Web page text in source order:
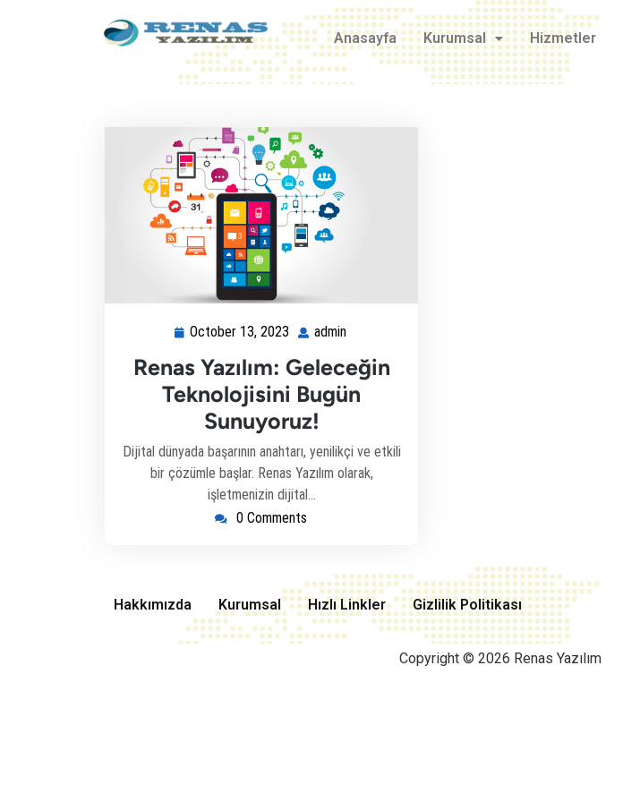
Anasayfa Kurumsal Hizmetler
October 13, 2023 admin
Renas Yazılım: Geleceğin
Teknolojisini Bugün
Sunuyoruz!
Dijital dünyada başarının anahtarı, yenilikçi ve etkili
bir çözümle başlar. Renas Yazılım olarak,
işletmenizin dijital…
0 Comments
Hakkımızda Kurumsal Hızlı Linkler Gizlilik Politikası
Copyright © 2026 Renas Yazılım